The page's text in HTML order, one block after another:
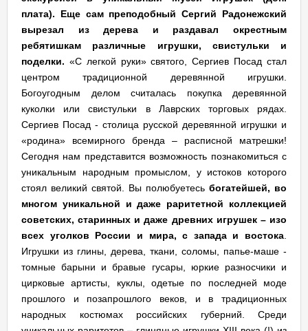
плата).
Еще сам преподобный Сергий Радонежский
вырезал из дерева и раздавал окрестным
ребятишкам различные игрушки, свистульки и
поделки. «С легкой руки» святого, Сергиев Посад стал
центром традиционной деревянной игрушки.
Богоугодным делом считалась покупка деревянной
куколки или свистульки в Лаврских торговых рядах.
Сергиев Посад - столица русской деревянной игрушки и
«родина» всемирного бренда – расписной матрешки!
Сегодня нам представится возможность познакомиться с
уникальным народным промыслом, у истоков которого
стоял великий святой. Вы полюбуетесь богатейшей, во
многом уникальной и даже раритетной коллекцией
советских, старинных и даже древних игрушек – изо
всех уголков России и мира, с запада и востока
Игрушки из глины, дерева, ткани, соломы, папье-маше -
томные барыни и бравые гусары, юркие разносчики и
цирковые артисты, куклы, одетые по последней моде
прошлого и позапрошлого веков, и в традиционных
народных костюмах российских губерний. Среди